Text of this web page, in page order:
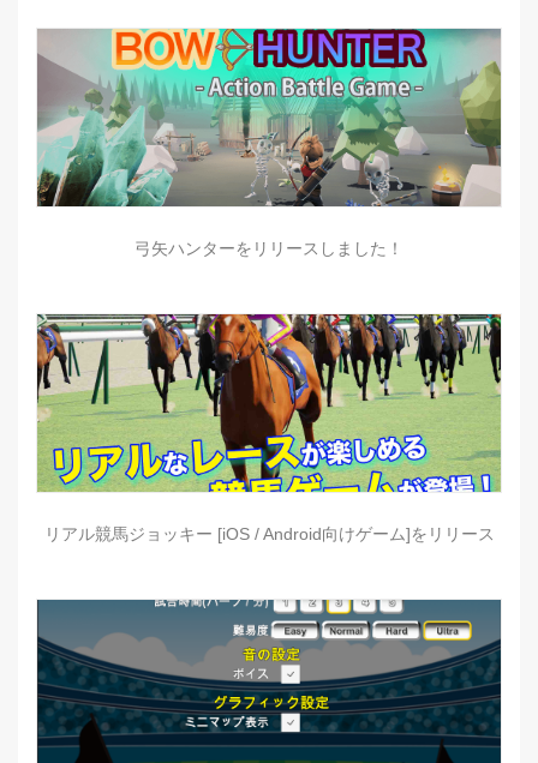
弓矢ハンターをリリースしました！
リアル競馬ジョッキー [iOS / Android向けゲーム]をリリース